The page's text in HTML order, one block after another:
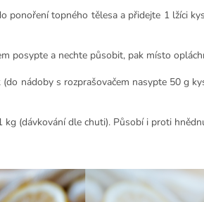
ponoření topného tělesa a přidejte 1 lžíci
posypte a nechte působit, pak místo
nádoby s rozprašovačem nasypte 50 g
kg (dávkování dle chuti). Působí i proti